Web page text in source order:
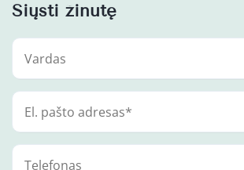
Siųsti žinutę